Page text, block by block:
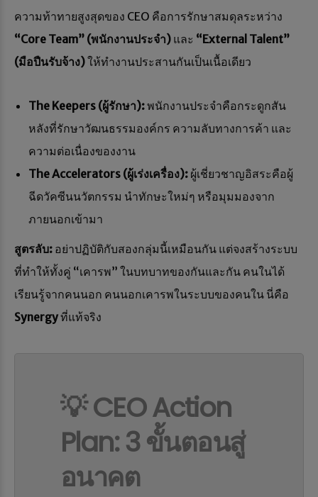
ความท้าทายสูงสุดของ CEO คือการรักษาสมดุลระหว่าง
“Core Team” (พนักงานประจำ) และ “External Talent”
(มือปืนรับจ้าง)ให้ทำงานประสานกันเป็นเนื้อเดียว
The Keepers (ผู้รักษา):พนักงานประจำคือกระดูกสัน
หลังที่รักษาวัฒนธรรมองค์กร ความลับทางการค้า และ
ความต่อเนื่องของงาน
The Accelerators (ผู้เร่งเครื่อง): ผู้เชี่ยวชาญอิสระคือผู้
ฉีดวัคซีนนวัตกรรม นำทักษะใหม่ๆ หรือมุมมองจาก
ภายนอกเข้ามา
สูตรลับ: อย่าปฏิบัติกับสองกลุ่มนี้เหมือนกัน แต่จงสร้างระบบ
ที่ทำให้ทั้งคู่ “เคารพ” ในบทบาทของกันและกัน คนในได้
เรียนรู้จากคนนอก คนนอกเคารพในระบบของคนใน นี่คือ
Synergyที่แท้จริง
💡 CEO Action
Plan: 3 ขั้นตอนสู่
อนาคต